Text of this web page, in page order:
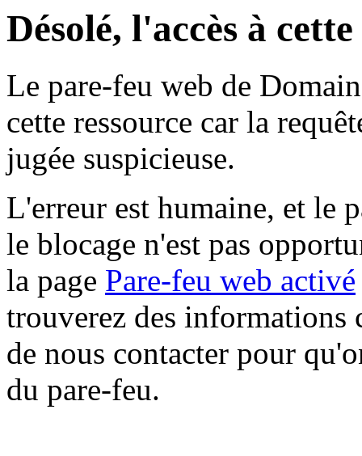
Désolé, l'accès à
Le pare-feu web de
cette ressource car la
jugée suspicieuse.
L'erreur est humaine, et le
le blocage n'est pas
la page Pare-feu web activé
trouverez des informations
de nous contacter pour
du pare-feu.